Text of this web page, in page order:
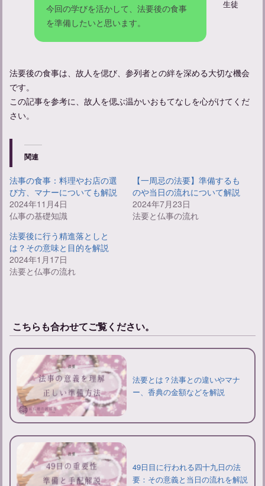
今回の学びを活かして、法要後の食事
を準備したいと思います。
生徒
法要後の食事は、故人を偲び、参列者との絆を深める大切な機会
です。
この記事を参考に、故人を偲ぶ温かいおもてなしを心がけてくだ
さい。
関連
法事の食事：料理やお店の選
び方、マナーについても解説
2024年11月4日
仏事の基礎知識
【一周忌の法要】準備するも
のや当日の流れについて解説
2024年7月23日
法要と仏事の流れ
法要後に行う精進落としと
は？その意味と目的を解説
2024年1月17日
法要と仏事の流れ
こちらも合わせてご覧ください。
法要とは？法事との違いやマナ
ー、香典の金額などを解説
49日目に行われる四十九日の法
要：その意義と当日の流れを解説